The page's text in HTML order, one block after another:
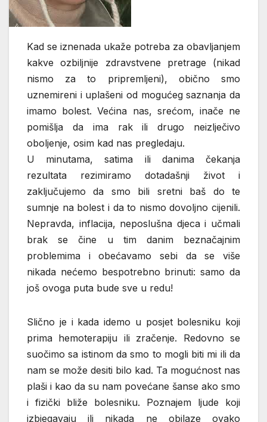
Kad se iznenada ukaže potreba za obavljanjem
kakve ozbiljnije zdravstvene pretrage (nikad
nismo za to pripremljeni), obično smo
uznemireni i uplašeni od mogućeg saznanja da
imamo bolest. Većina nas, srećom, inače ne
pomišlja da ima rak ili drugo neizlječivo
oboljenje, osim kad nas pregledaju.
U minutama, satima ili danima čekanja
rezultata rezimiramo dotadašnji život i
zaključujemo da smo bili sretni baš do te
sumnje na bolest i da to nismo dovoljno cijenili.
Nepravda, inflacija, neposlušna djeca i učmali
brak se čine u tim danim beznačajnim
problemima i obećavamo sebi da se više
nikada nećemo bespotrebno brinuti: samo da
još ovoga puta bude sve u redu!
Slično je i kada idemo u posjet bolesniku koji
prima hemoterapiju ili zračenje. Redovno se
suočimo sa istinom da smo to mogli biti mi ili da
nam se može desiti bilo kad. Ta mogućnost nas
plaši i kao da su nam povećane šanse ako smo
i fizički bliže bolesniku. Poznajem ljude koji
izbjegavaju ili nikada ne obilaze ovako